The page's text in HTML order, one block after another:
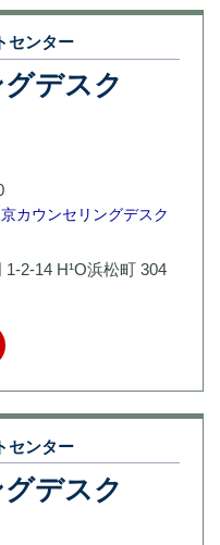
センター
デスク
京カウンセリングデスク
2-14 H¹O浜松町 304
センター
デスク